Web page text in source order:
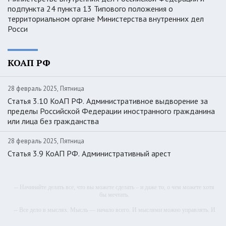
подпункта 24 пункта 13 Типового положения о
территориальном органе Министерства внутренних дел
Росси
КОАП РФ
28 февраль 2025, Пятница
Статья 3.10 КоАП РФ. Административное выдворение за
пределы Российской Федерации иностранного гражданина
или лица без гражданства
28 февраль 2025, Пятница
Статья 3.9 КоАП РФ. Административный арест
-- Начинайте делать все, что вы можете сделать – и даже то, о чем можете хотя
бы мечтать.
-- Все дело в мыслях. Мысль — начало всего. И мыслями можно управлять. И